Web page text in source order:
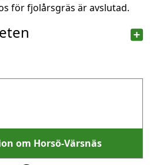
för fjolårsgräs är avslutad.
om Horsö-Värsnäs